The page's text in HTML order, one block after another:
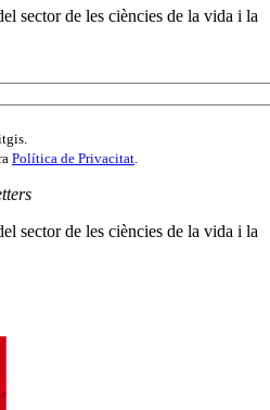
sector de les ciències de la vida i la
Política de Privacitat
sector de les ciències de la vida i la